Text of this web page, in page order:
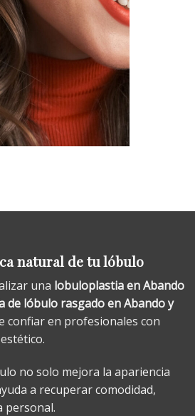
natural de tu lóbulo
una lobuloplastia en Abando
de lóbulo rasgado en Abando y
confiar en profesionales con
no solo mejora la apariencia
a recuperar comodidad,
personal.